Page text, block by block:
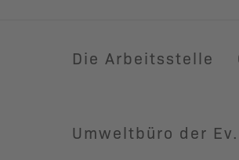
Die Arbeitsstelle
Umweltbüro der